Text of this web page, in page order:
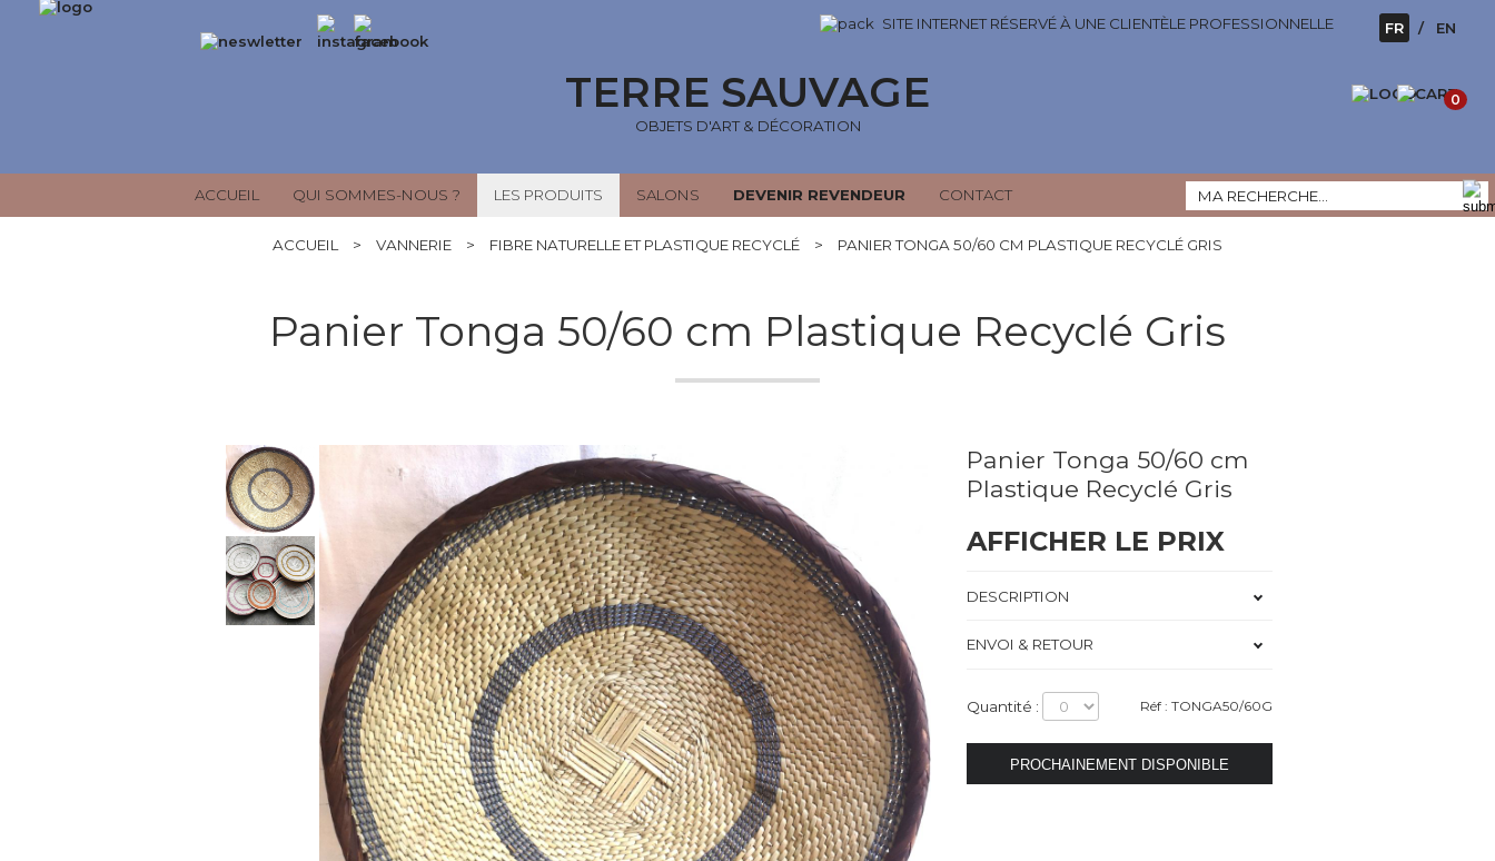
SITE INTERNET RÉSERVÉ À UNE CLIENTÈLE PROFESSIONNELLE
TERRE SAUVAGE
OBJETS D'ART & DÉCORATION
FR EN
0
ACCUEIL QUI SOMMES-NOUS ? LES PRODUITS SALONS DEVENIR REVENDEUR CONTACT
ACCUEIL > VANNERIE > FIBRE NATURELLE ET PLASTIQUE RECYCLÉ > PANIER TONGA 50/60 CM PLASTIQUE RECYCLÉ GRIS
Panier Tonga 50/60 cm Plastique Recyclé Gris
Panier Tonga 50/60 cm
Plastique Recyclé Gris
AFFICHER LE PRIX
DESCRIPTION
ENVOI & RETOUR
Quantité : Réf : TONGA50/60G